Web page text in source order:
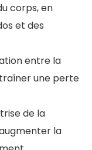
corps, en
et des
entre la
une perte
de la
la